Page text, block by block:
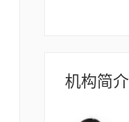
机构简介